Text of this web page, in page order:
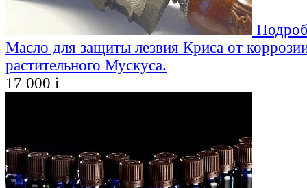
Масло для защиты лезвия Криса от
растительного Мускуса.
17 000 i